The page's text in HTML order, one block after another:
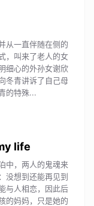
从一直伴随在侧的
，叫来了老人的女
细心的外孙女谢欣
冬青讲诉了自己母
的特殊...
life
中，两人的鬼魂来
没想到还能再见到
与人相恋，因此后
的妈妈，只是她的